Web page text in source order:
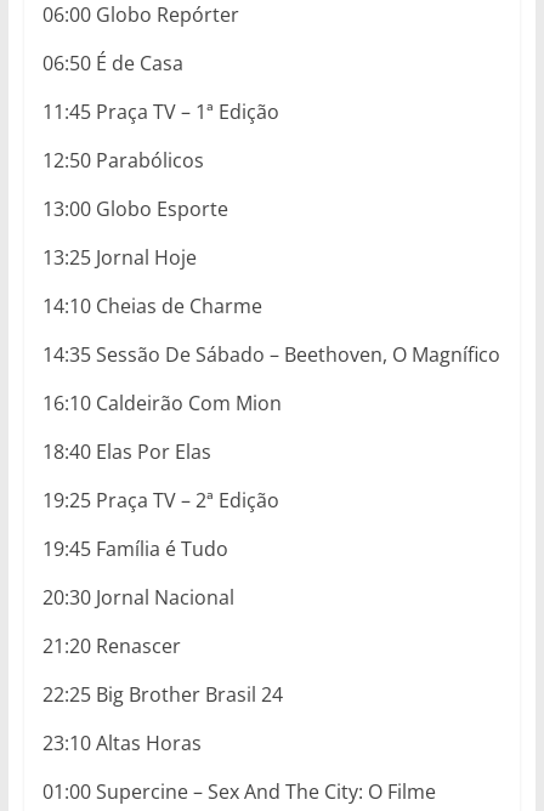
06:00 Globo Repórter
06:50 É de Casa
11:45 Praça TV – 1ª Edição
12:50 Parabólicos
13:00 Globo Esporte
13:25 Jornal Hoje
14:10 Cheias de Charme
14:35 Sessão De Sábado – Beethoven, O Magnífico
16:10 Caldeirão Com Mion
18:40 Elas Por Elas
19:25 Praça TV – 2ª Edição
19:45 Família é Tudo
20:30 Jornal Nacional
21:20 Renascer
22:25 Big Brother Brasil 24
23:10 Altas Horas
01:00 Supercine – Sex And The City: O Filme